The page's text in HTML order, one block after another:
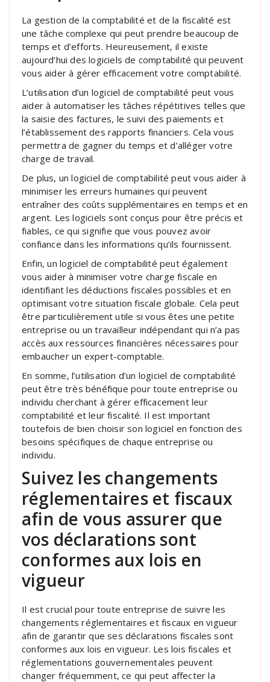
La gestion de la comptabilité et de la fiscalité est
une tâche complexe qui peut prendre beaucoup de
temps et d’efforts. Heureusement, il existe
aujourd’hui des logiciels de comptabilité qui peuvent
vous aider à gérer efficacement votre comptabilité.
L’utilisation d’un logiciel de comptabilité peut vous
aider à automatiser les tâches répétitives telles que
la saisie des factures, le suivi des paiements et
l’établissement des rapports financiers. Cela vous
permettra de gagner du temps et d’alléger votre
charge de travail.
De plus, un logiciel de comptabilité peut vous aider à
minimiser les erreurs humaines qui peuvent
entraîner des coûts supplémentaires en temps et en
argent. Les logiciels sont conçus pour être précis et
fiables, ce qui signifie que vous pouvez avoir
confiance dans les informations qu’ils fournissent.
Enfin, un logiciel de comptabilité peut également
vous aider à minimiser votre charge fiscale en
identifiant les déductions fiscales possibles et en
optimisant votre situation fiscale globale. Cela peut
être particulièrement utile si vous êtes une petite
entreprise ou un travailleur indépendant qui n’a pas
accès aux ressources financières nécessaires pour
embaucher un expert-comptable.
En somme, l’utilisation d’un logiciel de comptabilité
peut être très bénéfique pour toute entreprise ou
individu cherchant à gérer efficacement leur
comptabilité et leur fiscalité. Il est important
toutefois de bien choisir son logiciel en fonction des
besoins spécifiques de chaque entreprise ou
individu.
Suivez les changements
réglementaires et fiscaux
afin de vous assurer que
vos déclarations sont
conformes aux lois en
vigueur
Il est crucial pour toute entreprise de suivre les
changements réglementaires et fiscaux en vigueur
afin de garantir que ses déclarations fiscales sont
conformes aux lois en vigueur. Les lois fiscales et
réglementations gouvernementales peuvent
changer fréquemment, ce qui peut affecter la